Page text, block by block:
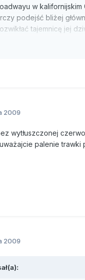
w
podejść bliżej
tajemnicę jej
się trawką powstała w
na przykład pesto z
o leczniczym
jeden z pomysłów
w marcu przez Biały
2009
wytłuszczonej
palenie trawki
2009